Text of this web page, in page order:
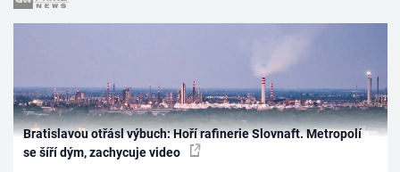
Bratislavou otřásl výbuch: Hoří rafinerie Slovnaft. Metropolí
se šíří dým, zachycuje video